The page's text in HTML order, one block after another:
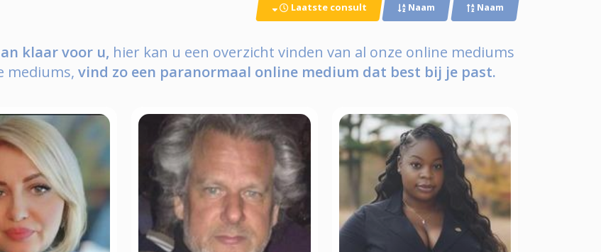
Naam
Laatste consult Naam
klaar voor u, hier kan u een overzicht vinden van al onze online mediums
mediums, vind zo een paranormaal online medium dat best bij je past.